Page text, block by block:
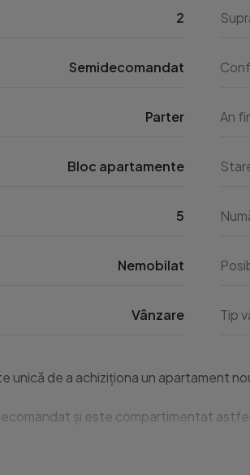
2
Semidecomandat
Parter An
Bloc apartamente
5
Nemobilat
Vânzare Tip
unică de a achiziționa un apartament
și este compartimentat